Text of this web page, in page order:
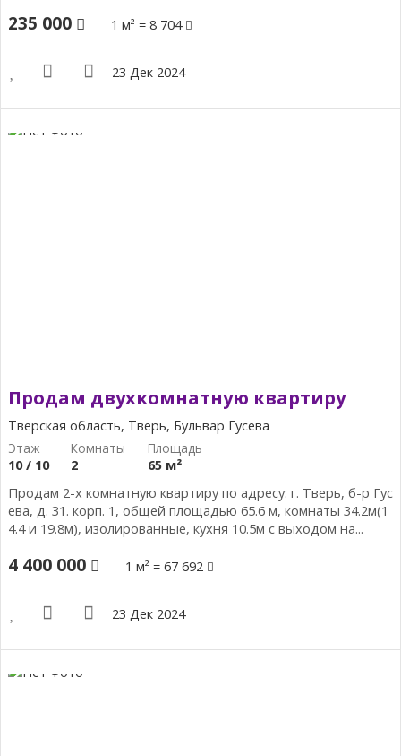
235 000 1 м² = 8 704
23 Дек 2024
Продам двухкомнатную квартиру
Тверская область, Тверь, Бульвар Гусева
10 / 10 2
65 м²
Продам 2-х комнатную квартиру по адресу: г. Тверь, б-р Гус
ева, д. 31. корп. 1, общей площадью 65.6 м, комнаты 34.2м(1
4.4 и 19.8м), изолированные, кухня 10.5м с выходом на...
4 400 000 1 м² = 67 692
23 Дек 2024